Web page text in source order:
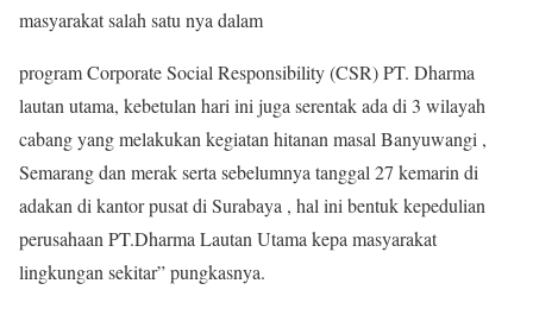
masyarakat salah satu nya dalam
program Corporate Social Responsibility (CSR) PT. Dharma
lautan utama, kebetulan hari ini juga serentak ada di 3 wilayah
cabang yang melakukan kegiatan hitanan masal Banyuwangi ,
Semarang dan merak serta sebelumnya tanggal 27 kemarin di
adakan di kantor pusat di Surabaya , hal ini bentuk kepedulian
perusahaan PT.Dharma Lautan Utama kepa masyarakat
lingkungan sekitar” pungkasnya.